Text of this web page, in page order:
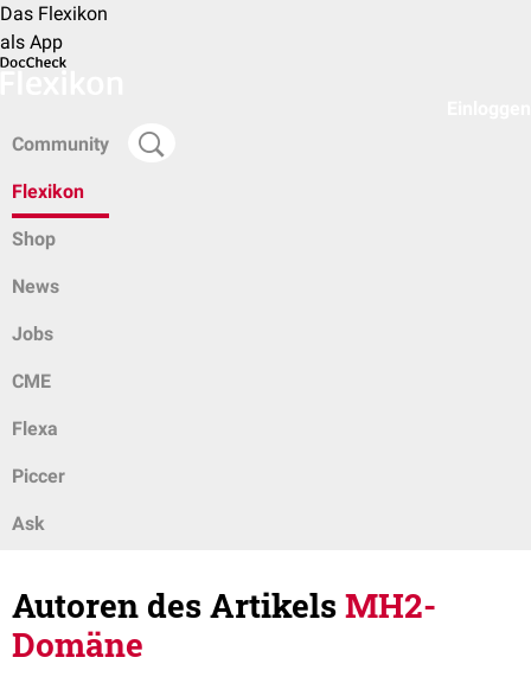
Das Flexikon
als App
Community
Flexikon
Shop
News
Jobs
CME
Flexa
Piccer
Ask
Autoren des ArtikelsMH2-
Domäne